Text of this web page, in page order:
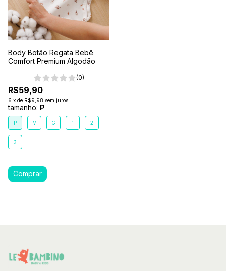
Body Botão Regata Bebê
Comfort Premium Algodão
(0)
R$59,90
6 x de R$9,98 sem juros
tamanho: P
P M G 1 2
3